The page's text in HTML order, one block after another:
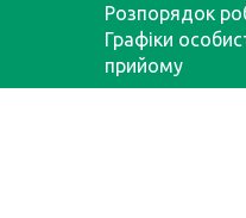
Розпорядок
Графіки
прийому